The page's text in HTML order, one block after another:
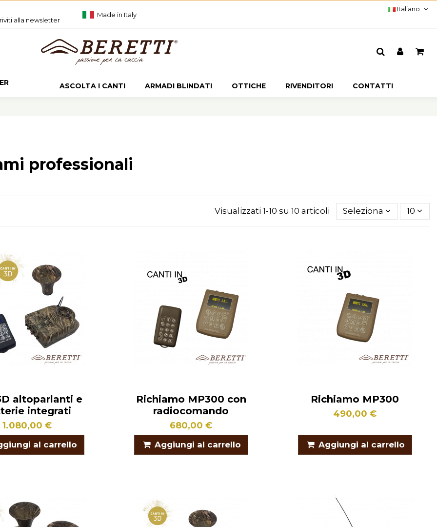
alla newsletter
Made in Italy
Italiano
ASCOLTA I CANTI ARMADI BLINDATI OTTICHE RIVENDITORI CONTATTI
professionali
Visualizzati 1-10 su 10 articoli Seleziona 10
altoparlanti e
integrati
1.080,00 €
al carrello
Richiamo MP300 con
radiocomando
680,00 €
Aggiungi al carrello
Richiamo MP300
490,00 €
Aggiungi al carrello